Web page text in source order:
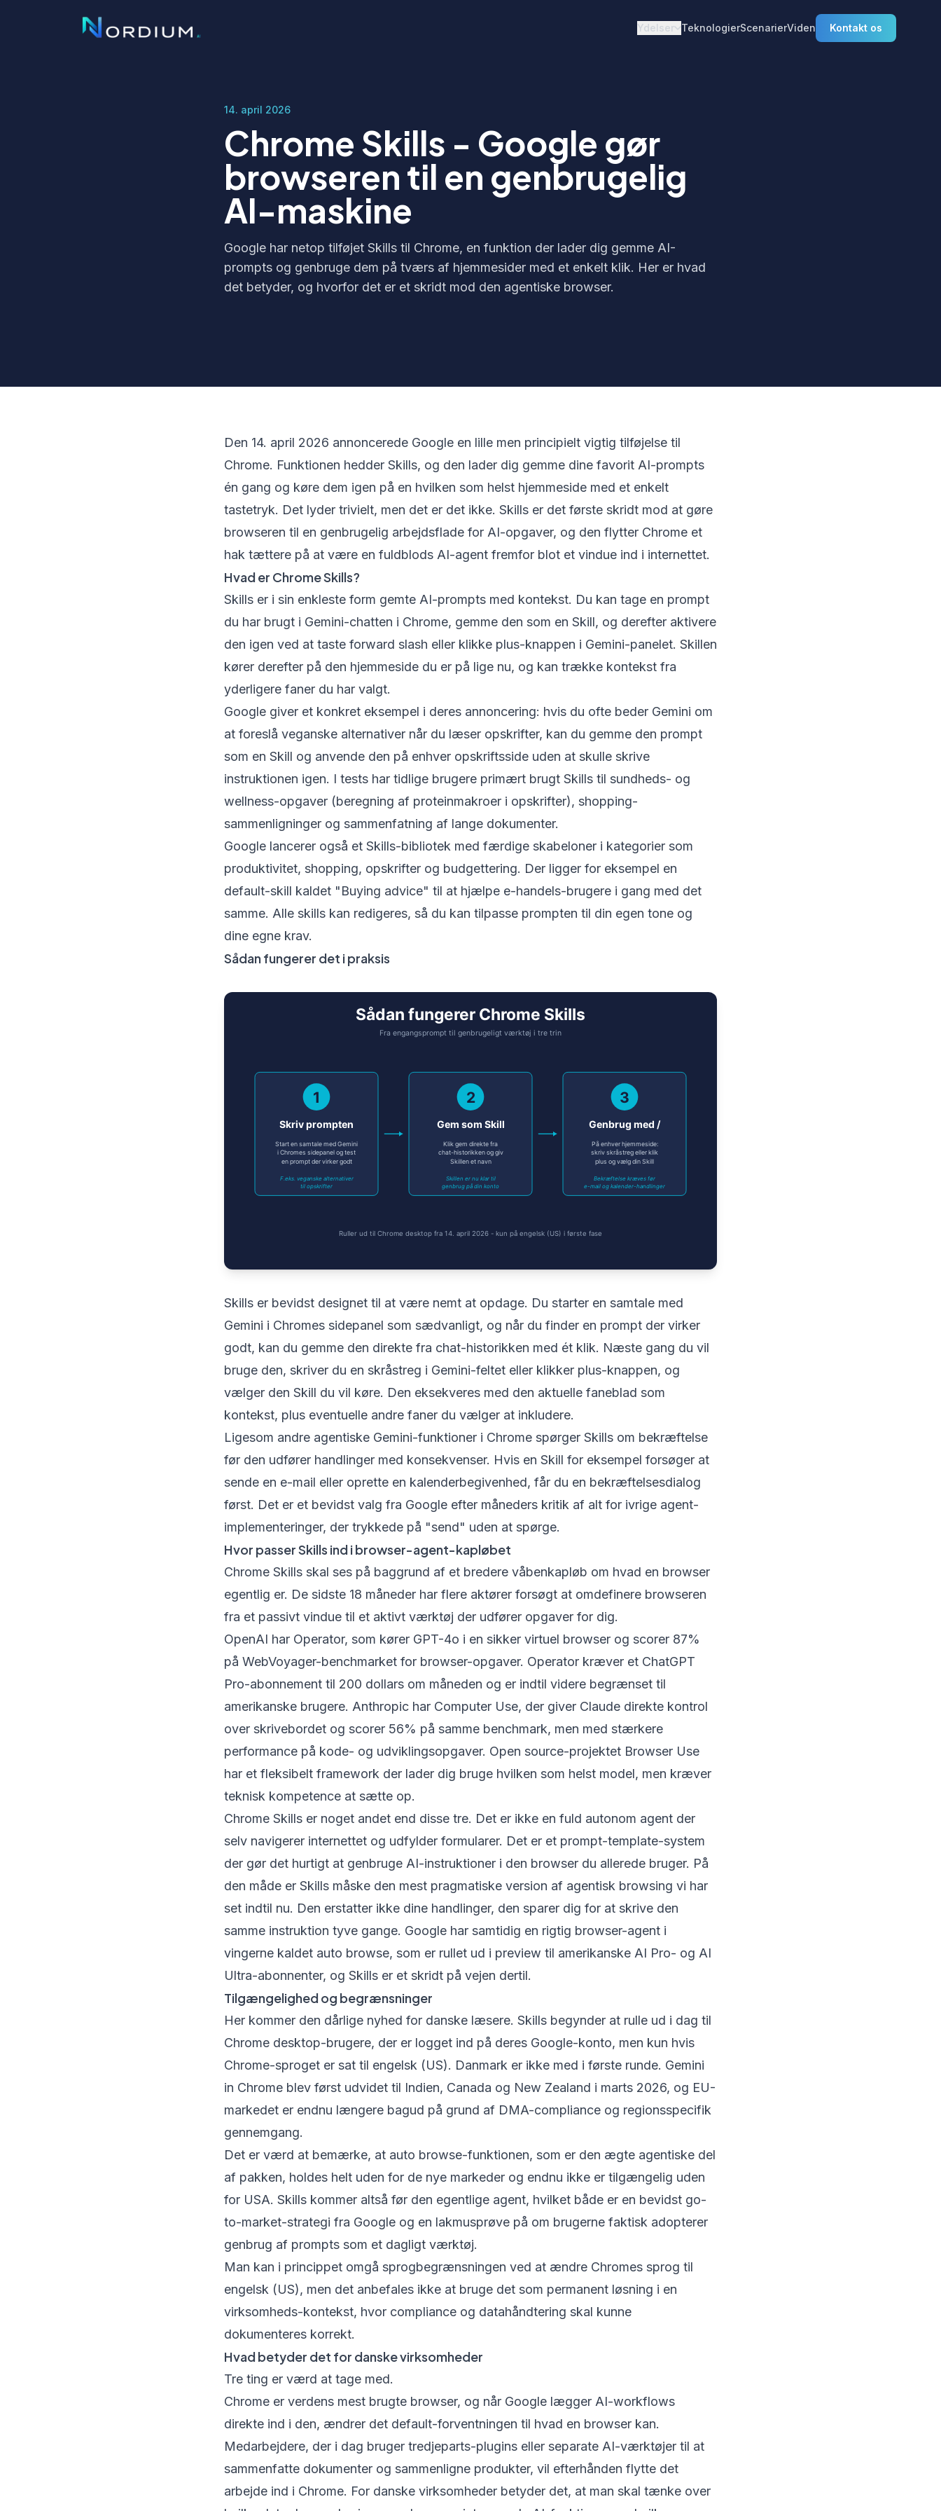
Ydelser TeknologierScenarierViden Kontakt os
14. april 2026
Chrome Skills - Google gør
browseren til en genbrugelig
AI-maskine
Google har netop tilføjet Skills til Chrome, en funktion der lader dig gemme AI-
prompts og genbruge dem på tværs af hjemmesider med et enkelt klik. Her er hvad
det betyder, og hvorfor det er et skridt mod den agentiske browser.
Den 14. april 2026 annoncerede Google en lille men principielt vigtig tilføjelse til
Chrome. Funktionen hedder Skills, og den lader dig gemme dine favorit AI-prompts
én gang og køre dem igen på en hvilken som helst hjemmeside med et enkelt
tastetryk. Det lyder trivielt, men det er det ikke. Skills er det første skridt mod at gøre
browseren til en genbrugelig arbejdsflade for AI-opgaver, og den flytter Chrome et
hak tættere på at være en fuldblods AI-agent fremfor blot et vindue ind i internettet.
Hvad er Chrome Skills?
Skills er i sin enkleste form gemte AI-prompts med kontekst. Du kan tage en prompt
du har brugt i Gemini-chatten i Chrome, gemme den som en Skill, og derefter aktivere
den igen ved at taste forward slash eller klikke plus-knappen i Gemini-panelet. Skillen
kører derefter på den hjemmeside du er på lige nu, og kan trække kontekst fra
yderligere faner du har valgt.
Google giver et konkret eksempel i deres annoncering: hvis du ofte beder Gemini om
at foreslå veganske alternativer når du læser opskrifter, kan du gemme den prompt
som en Skill og anvende den på enhver opskriftsside uden at skulle skrive
instruktionen igen. I tests har tidlige brugere primært brugt Skills til sundheds- og
wellness-opgaver (beregning af proteinmakroer i opskrifter), shopping-
sammenligninger og sammenfatning af lange dokumenter.
Google lancerer også et Skills-bibliotek med færdige skabeloner i kategorier som
produktivitet, shopping, opskrifter og budgettering. Der ligger for eksempel en
default-skill kaldet "Buying advice" til at hjælpe e-handels-brugere i gang med det
samme. Alle skills kan redigeres, så du kan tilpasse prompten til din egen tone og
dine egne krav.
Sådan fungerer det i praksis
Skills er bevidst designet til at være nemt at opdage. Du starter en samtale med
Gemini i Chromes sidepanel som sædvanligt, og når du finder en prompt der virker
godt, kan du gemme den direkte fra chat-historikken med ét klik. Næste gang du vil
bruge den, skriver du en skråstreg i Gemini-feltet eller klikker plus-knappen, og
vælger den Skill du vil køre. Den eksekveres med den aktuelle faneblad som
kontekst, plus eventuelle andre faner du vælger at inkludere.
Ligesom andre agentiske Gemini-funktioner i Chrome spørger Skills om bekræftelse
før den udfører handlinger med konsekvenser. Hvis en Skill for eksempel forsøger at
sende en e-mail eller oprette en kalenderbegivenhed, får du en bekræftelsesdialog
først. Det er et bevidst valg fra Google efter måneders kritik af alt for ivrige agent-
implementeringer, der trykkede på "send" uden at spørge.
Hvor passer Skills ind i browser-agent-kapløbet
Chrome Skills skal ses på baggrund af et bredere våbenkapløb om hvad en browser
egentlig er. De sidste 18 måneder har flere aktører forsøgt at omdefinere browseren
fra et passivt vindue til et aktivt værktøj der udfører opgaver for dig.
OpenAI har Operator, som kører GPT-4o i en sikker virtuel browser og scorer 87%
på WebVoyager-benchmarket for browser-opgaver. Operator kræver et ChatGPT
Pro-abonnement til 200 dollars om måneden og er indtil videre begrænset til
amerikanske brugere. Anthropic har Computer Use, der giver Claude direkte kontrol
over skrivebordet og scorer 56% på samme benchmark, men med stærkere
performance på kode- og udviklingsopgaver. Open source-projektet Browser Use
har et fleksibelt framework der lader dig bruge hvilken som helst model, men kræver
teknisk kompetence at sætte op.
Chrome Skills er noget andet end disse tre. Det er ikke en fuld autonom agent der
selv navigerer internettet og udfylder formularer. Det er et prompt-template-system
der gør det hurtigt at genbruge AI-instruktioner i den browser du allerede bruger. På
den måde er Skills måske den mest pragmatiske version af agentisk browsing vi har
set indtil nu. Den erstatter ikke dine handlinger, den sparer dig for at skrive den
samme instruktion tyve gange. Google har samtidig en rigtig browser-agent i
vingerne kaldet auto browse, som er rullet ud i preview til amerikanske AI Pro- og AI
Ultra-abonnenter, og Skills er et skridt på vejen dertil.
Tilgængelighed og begrænsninger
Her kommer den dårlige nyhed for danske læsere. Skills begynder at rulle ud i dag til
Chrome desktop-brugere, der er logget ind på deres Google-konto, men kun hvis
Chrome-sproget er sat til engelsk (US). Danmark er ikke med i første runde. Gemini
in Chrome blev først udvidet til Indien, Canada og New Zealand i marts 2026, og EU-
markedet er endnu længere bagud på grund af DMA-compliance og regionsspecifik
gennemgang.
Det er værd at bemærke, at auto browse-funktionen, som er den ægte agentiske del
af pakken, holdes helt uden for de nye markeder og endnu ikke er tilgængelig uden
for USA. Skills kommer altså før den egentlige agent, hvilket både er en bevidst go-
to-market-strategi fra Google og en lakmusprøve på om brugerne faktisk adopterer
genbrug af prompts som et dagligt værktøj.
Man kan i princippet omgå sprogbegrænsningen ved at ændre Chromes sprog til
engelsk (US), men det anbefales ikke at bruge det som permanent løsning i en
virksomheds-kontekst, hvor compliance og datahåndtering skal kunne
dokumenteres korrekt.
Hvad betyder det for danske virksomheder
Tre ting er værd at tage med.
Chrome er verdens mest brugte browser, og når Google lægger AI-workflows
direkte ind i den, ændrer det default-forventningen til hvad en browser kan.
Medarbejdere, der i dag bruger tredjeparts-plugins eller separate AI-værktøjer til at
sammenfatte dokumenter og sammenligne produkter, vil efterhånden flytte det
arbejde ind i Chrome. For danske virksomheder betyder det, at man skal tænke over